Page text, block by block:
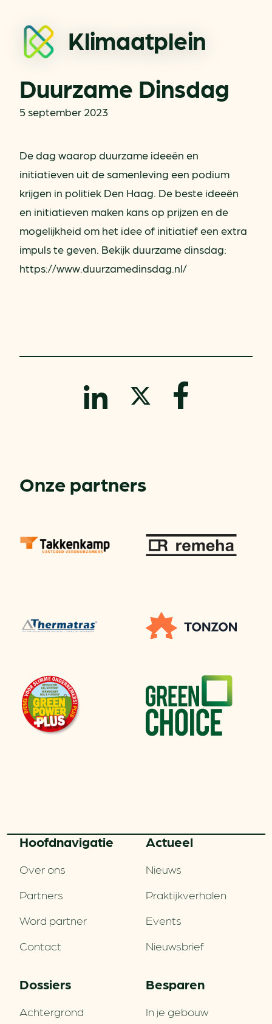
Klimaatplein
Duurzame Dinsdag
5 september 2023
De dag waarop duurzame ideeën en
initiatieven uit de samenleving een podium
krijgen in politiek Den Haag. De beste ideeën
en initiatieven maken kans op prijzen en de
mogelijkheid om het idee of initiatief een extra
impuls te geven. Bekijk duurzame dinsdag:
https://www.duurzamedinsdag.nl/
Onze partners
Hoofd­navigatie
Over ons
Partners
Word partner
Contact
Actueel
Nieuws
Praktijkverhalen
Events
Nieuwsbrief
Dossiers
Achtergrond
Besparen
In je gebouw